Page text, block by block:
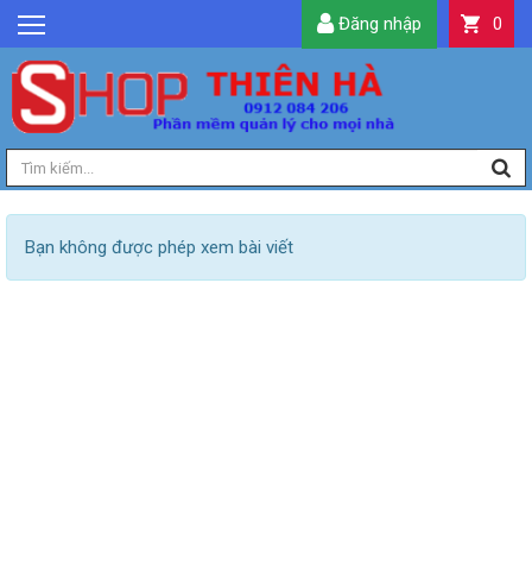
GIỚI THIỆU
TIN TỨC
SẢN PHẨM
DỊCH VỤ
TIỆN ÍCH
0
Đăng nhập
Bạn không được phép xem bài viết